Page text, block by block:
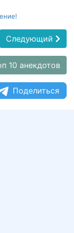
Следующий
10 анекдотов
Поделиться